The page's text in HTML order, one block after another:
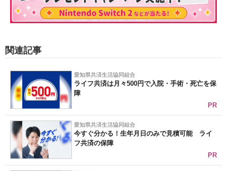
関連記事
愛知県共済生活協同組合
ライフ共済は月々500円で入院・手術・死亡を保
障
PR
愛知県共済生活協同組合
今すぐ分かる！生年月日のみで見積可能 ライ
フ共済の保障
PR